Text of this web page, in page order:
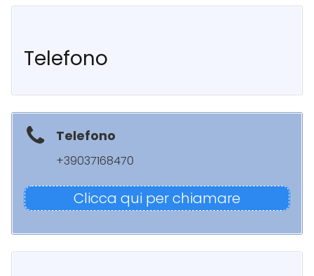
Telefono
Telefono
+39037168470
Clicca qui per chiamare